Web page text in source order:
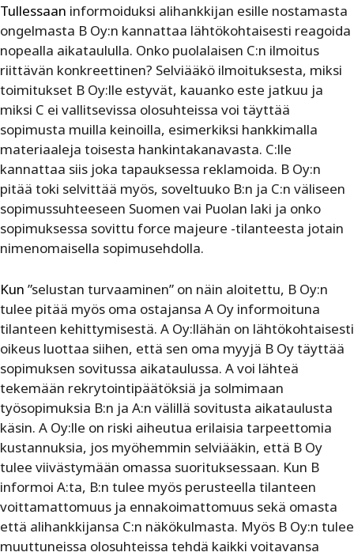
Tullessaan informoiduksi alihankkijan esille nostamasta
ongelmasta B Oy:n kannattaa lähtökohtaisesti reagoida
nopealla aikataululla. Onko puolalaisen C:n ilmoitus
riittävän konkreettinen? Selviääkö ilmoituksesta, miksi
toimitukset B Oy:lle estyvät, kauanko este jatkuu ja
miksi C ei vallitsevissa olosuhteissa voi täyttää
sopimusta muilla keinoilla, esimerkiksi hankkimalla
materiaaleja toisesta hankintakanavasta. C:lle
kannattaa siis joka tapauksessa reklamoida. B Oy:n
pitää toki selvittää myös, soveltuuko B:n ja C:n väliseen
sopimussuhteeseen Suomen vai Puolan laki ja onko
sopimuksessa sovittu force majeure -tilanteesta jotain
nimenomaisella sopimusehdolla.
Kun ”selustan turvaaminen” on näin aloitettu, B Oy:n
tulee pitää myös oma ostajansa A Oy informoituna
tilanteen kehittymisestä. A Oy:llähän on lähtökohtaisesti
oikeus luottaa siihen, että sen oma myyjä B Oy täyttää
sopimuksen sovitussa aikataulussa. A voi lähteä
tekemään rekrytointipäätöksiä ja solmimaan
työsopimuksia B:n ja A:n välillä sovitusta aikataulusta
käsin. A Oy:lle on riski aiheutua erilaisia tarpeettomia
kustannuksia, jos myöhemmin selviääkin, että B Oy
tulee viivästymään omassa suorituksessaan. Kun B
informoi A:ta, B:n tulee myös perusteella tilanteen
voittamattomuus ja ennakoimattomuus sekä omasta
että alihankkijansa C:n näkökulmasta. Myös B Oy:n tulee
muuttuneissa olosuhteissa tehdä kaikki voitavansa